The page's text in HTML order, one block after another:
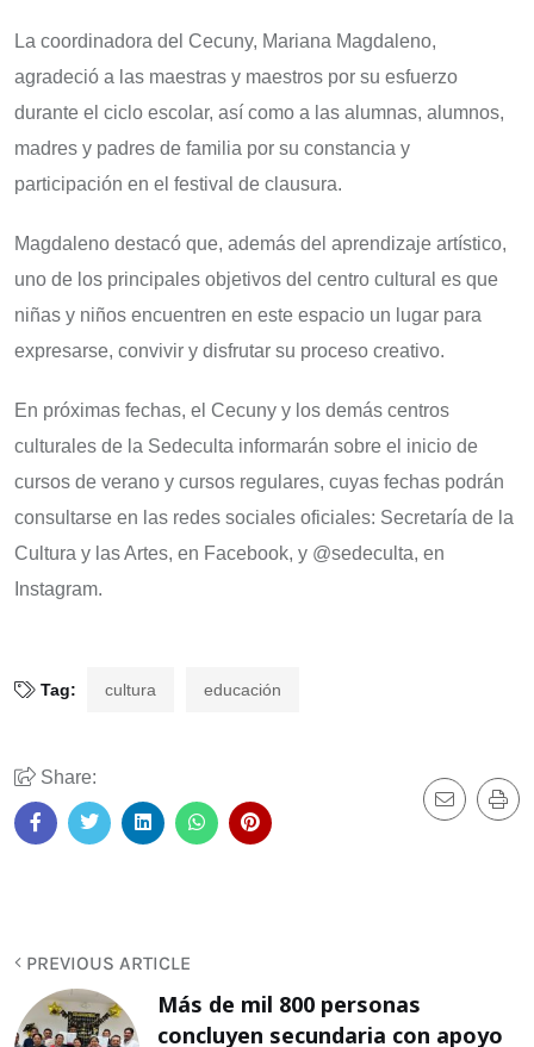
La coordinadora del Cecuny, Mariana Magdaleno,
agradeció a las maestras y maestros por su esfuerzo
durante el ciclo escolar, así como a las alumnas, alumnos,
madres y padres de familia por su constancia y
participación en el festival de clausura.
Magdaleno destacó que, además del aprendizaje artístico,
uno de los principales objetivos del centro cultural es que
niñas y niños encuentren en este espacio un lugar para
expresarse, convivir y disfrutar su proceso creativo.
En próximas fechas, el Cecuny y los demás centros
culturales de la Sedeculta informarán sobre el inicio de
cursos de verano y cursos regulares, cuyas fechas podrán
consultarse en las redes sociales oficiales: Secretaría de la
Cultura y las Artes, en Facebook, y @sedeculta, en
Instagram.
Tag: cultura educación
Share:
PREVIOUS ARTICLE
Más de mil 800 personas
concluyen secundaria con apoyo